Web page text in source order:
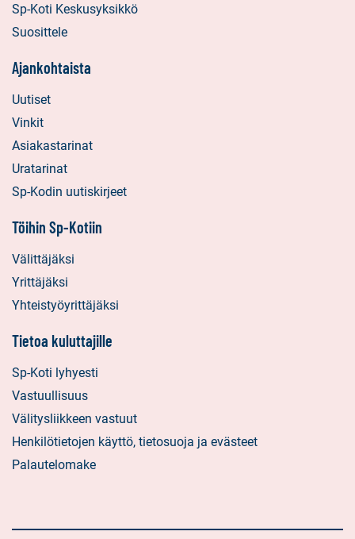
Sp-Koti Keskusyksikkö
Suosittele
Ajankohtaista
Uutiset
Vinkit
Asiakastarinat
Uratarinat
Sp-Kodin uutiskirjeet
Töihin Sp-Kotiin
Välittäjäksi
Yrittäjäksi
Yhteistyöyrittäjäksi
Tietoa kuluttajille
Sp-Koti lyhyesti
Vastuullisuus
Välitysliikkeen vastuut
Henkilötietojen käyttö, tietosuoja ja evästeet
Palautelomake